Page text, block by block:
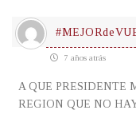
7 años atrás
A QUE PRESIDENTE
REGION QUE NO